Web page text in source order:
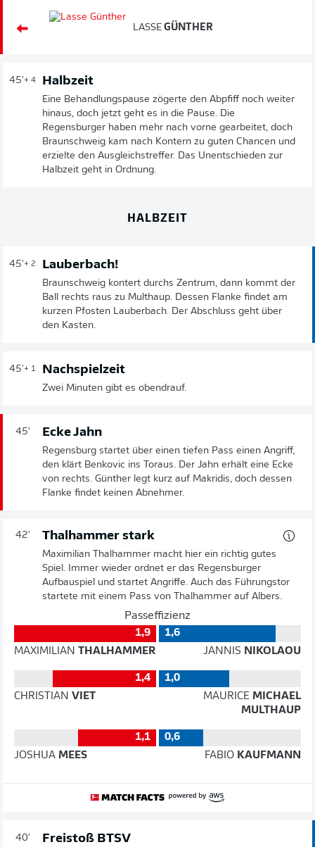
LASSE GÜNTHER
45'+ 4 Halbzeit
Eine Behandlungspause zögerte den Abpfiff noch weiter
hinaus, doch jetzt geht es in die Pause. Die
Regensburger haben mehr nach vorne gearbeitet, doch
Braunschweig kam nach Kontern zu guten Chancen und
erzielte den Ausgleichstreffer. Das Unentschieden zur
Halbzeit geht in Ordnung.
HALBZEIT
45'+ 2 Lauberbach!
Braunschweig kontert durchs Zentrum, dann kommt der
Ball rechts raus zu Multhaup. Dessen Flanke findet am
kurzen Pfosten Lauberbach. Der Abschluss geht über
den Kasten.
45'+ 1 Nachspielzeit
Zwei Minuten gibt es obendrauf.
45' Ecke Jahn
Regensburg startet über einen tiefen Pass einen Angriff,
den klärt Benkovic ins Toraus. Der Jahn erhält eine Ecke
von rechts. Günther legt kurz auf Makridis, doch dessen
Flanke findet keinen Abnehmer.
42' Thalhammer stark
Maximilian Thalhammer macht hier ein richtig gutes
Spiel. Immer wieder ordnet er das Regensburger
Aufbauspiel und startet Angriffe. Auch das Führungstor
startete mit einem Pass von Thalhammer auf Albers.
Passeffizienz
1,9
1,6
MAXIMILIAN THALHAMMER JANNIS NIKOLAOU
1,4
1,0
CHRISTIAN VIET MAURICE MICHAEL
MULTHAUP
1,1
0,6
JOSHUA MEES FABIO KAUFMANN
40' Freistoß BTSV